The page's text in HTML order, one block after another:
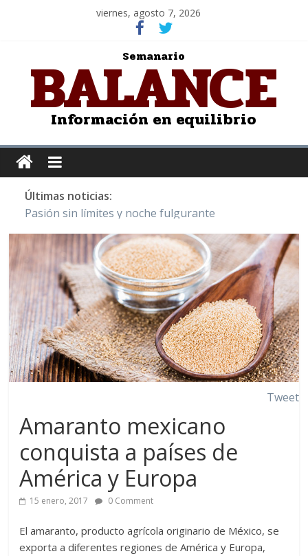
viernes, agosto 7, 2026
Semanario
BALANCE
Información en equilibrio
Últimas noticias:
Pasión sin límites y noche fulgurante
Y Quetzalcóatl, le dio el maíz a la humanidad
Cristo de San Juan de la Cruz: Salvador Dalí
LOS DELIRIOS DE UNA MUJER ENAMORADA
Juntos hasta el último minuto
Tweet
Amaranto mexicano
conquista a países de
América y Europa
15 enero, 2017 0 Comment
El amaranto, producto agrícola originario de México, se
exporta a diferentes regiones de América y Europa,